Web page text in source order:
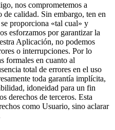
nos comprometemos a
calidad. Sin embargo, ten en
proporciona «tal cual» y
esforzamos por garantizar la
Aplicación, no podemos
o interrupciones. Por lo
formales en cuanto al
total de errores en el uso
toda garantía implícita,
idoneidad para un fin
derechos de terceros. Esta
como Usuario, sino aclarar